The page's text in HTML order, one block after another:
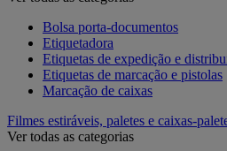
Bolsa porta-documentos
Etiquetadora
Etiquetas de expedição e
Etiquetas de marcação e pistolas
Marcação de caixas
Filmes estiráveis, paletes e caixas-
Ver todas as categorias